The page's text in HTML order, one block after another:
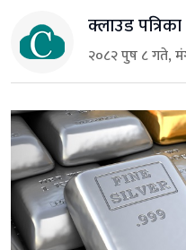
क्लाउड पत्रिका
२०८२ पुष ८ गते,